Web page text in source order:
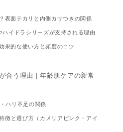
表面テカリと内側カサつきの関係
ハイドラシリーズが支持される理由
果的な使い方と頻度のコツ
合う理由｜年齢肌ケアの新常
ハリ不足の関係
徴と選び方（カメリアピンク・アイ